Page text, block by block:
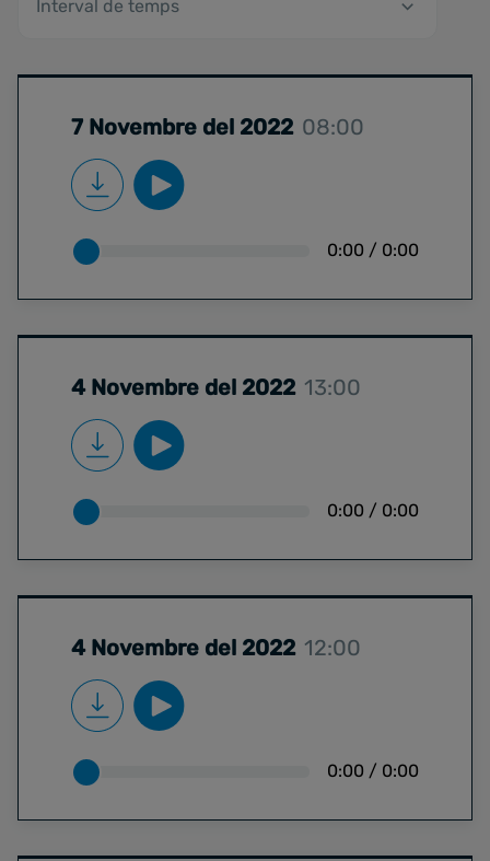
7 Novembre del 2022 08:00
0:00 / 0:00
4 Novembre del 2022 13:00
0:00 / 0:00
4 Novembre del 2022 12:00
0:00 / 0:00